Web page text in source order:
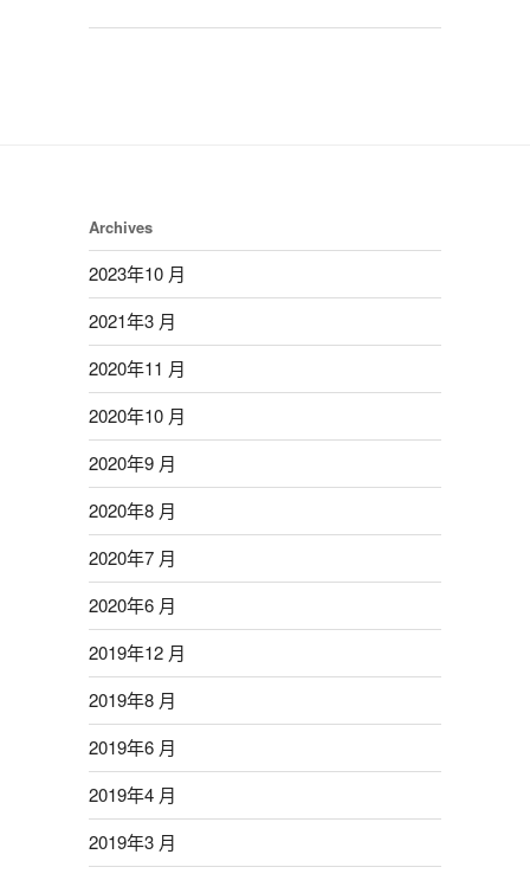
Archives
2023年10 月
2021年3 月
2020年11 月
2020年10 月
2020年9 月
2020年8 月
2020年7 月
2020年6 月
2019年12 月
2019年8 月
2019年6 月
2019年4 月
2019年3 月